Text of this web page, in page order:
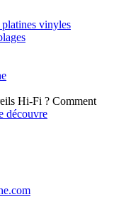
vinyles
Comment
découvre